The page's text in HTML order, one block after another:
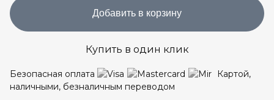
Добавить в корзину
Купить в один клик
Безопасная оплата
Картой,
наличными, безналичным переводом